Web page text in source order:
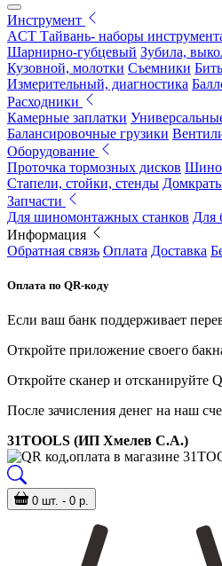
Инструмент
ACT Тайвань- наборы
Шарнирно-губцевый Зубила,
Кузовной, молотки Съемники
Измерительный, диагностика
Расходники
Камерные заплатки
Балансировочные грузики
Оборудование
Проточка тормозных дисков
Стапели, стойки, стенды
Запчасти
Для шиномонтажных станков Для
Информация
Обратная связь Оплата Доставка
Оплата по QR-коду
Если ваш банк поддерживает
Откройте приложение своего
Откройте сканер и отсканируйте
После зачисления денег на наш
31TOOLS (ИП Хмелев С.А.)
0 шт. - 0 р.